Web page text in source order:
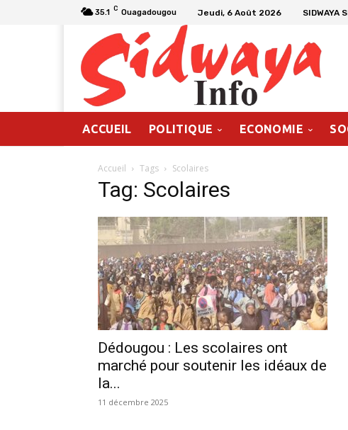
35.1 C Ouagadougou Jeudi, 6 Août 2026 SIDWAYA
ACCUEIL POLITIQUE ECONOMIE
Accueil Tags Scolaires
Tag: Scolaires
Dédougou : Les scolaires ont
marché pour soutenir les idéaux de
la...
11 décembre 2025